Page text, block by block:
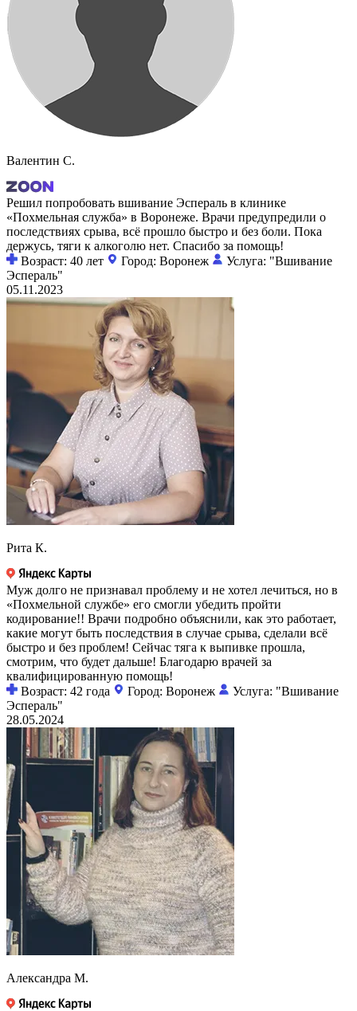
Валентин C.
Решил попробовать вшивание Эспераль в клинике
«Похмельная служба» в Воронеже. Врачи предупредили о
последствиях срыва, всё прошло быстро и без боли. Пока
держусь, тяги к алкоголю нет. Спасибо за помощь!
Возраст: 40 лет
Город: Воронеж
Услуга: "Вшивание
Эспераль"
05.11.2023
Рита К.
Муж долго не признавал проблему и не хотел лечиться, но в
«Похмельной службе» его смогли убедить пройти
кодирование!! Врачи подробно объяснили, как это работает,
какие могут быть последствия в случае срыва, сделали всё
быстро и без проблем! Сейчас тяга к выпивке прошла,
смотрим, что будет дальше! Благодарю врачей за
квалифицированную помощь!
Возраст: 42 года
Город: Воронеж
Услуга: "Вшивание
Эспераль"
28.05.2024
Александра М.